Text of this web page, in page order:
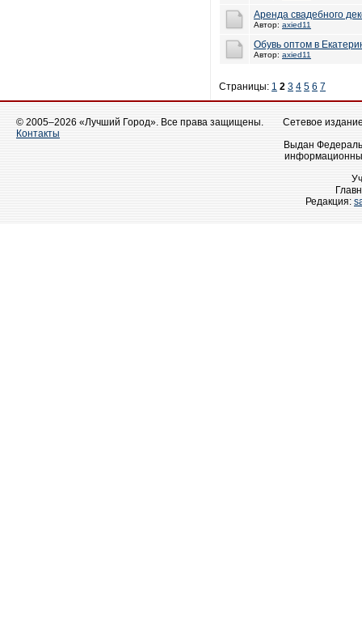
Аренда свадебного
Автор: axied11
Обувь оптом в
Автор: axied11
Страницы: 1 2 3 4 5 6 7
© 2005–2026 «Лучший Город». Все права защищены.
Контакты
Сетевое
Выдан
Редакция: